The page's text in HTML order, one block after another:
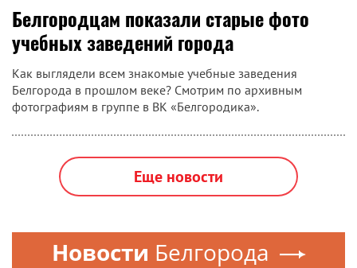
Белгородцам показали старые фото
учебных заведений города
Как выглядели всем знакомые учебные заведения
Белгорода в прошлом веке? Смотрим по архивным
фотографиям в группе в ВК «Белгородика».
Еще новости
Новости Белгорода